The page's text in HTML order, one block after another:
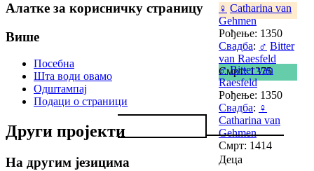
♀ Catharina van
Gehmen
Рођење: 1350
Свадба: ♂ Bitter
van Raesfeld
Смрт: 1375
♂ Bitter van
Raesfeld
Рођење: 1350
Свадба: ♀
Catharina van
Gehmen
Смрт: 1414
Деца
Алатке за корисничку страницу
Више
Посебна
Шта води овамо
Одштампај
Подаци о страници
Други пројекти
На другим језицима